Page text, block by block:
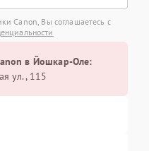
Canon, Вы соглашаетесь с
в Йошкар-Оле:
ул., 115